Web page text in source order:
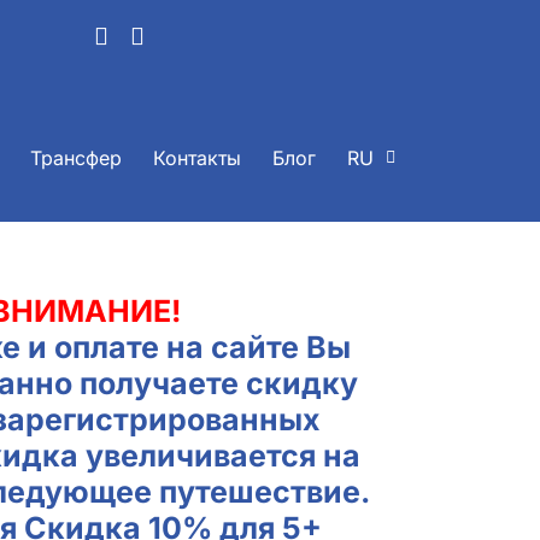
Трансфер Контакты Блог RU
и оплате на сайте Вы
получаете скидку
увеличивается на
путешествие.
Скидка 10% для 5+